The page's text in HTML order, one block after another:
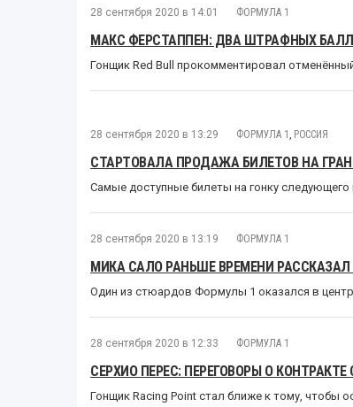
28 сентября 2020 в 14:01 ФОРМУЛА 1
МАКС ФЕРСТАППЕН: ДВА ШТРАФНЫХ
Гонщик Red Bull прокомментировал
28 сентября 2020 в 13:29 ФОРМУЛА 1 РОССИЯ
СТАРТОВАЛА ПРОДАЖА БИЛЕТОВ НА ГРАН
Самые доступные билеты на гонку
28 сентября 2020 в 13:19 ФОРМУЛА 1
МИКА САЛО РАНЬШЕ ВРЕМЕНИ
Один из стюардов Формулы 1 оказался в
28 сентября 2020 в 12:33 ФОРМУЛА 1
СЕРХИО ПЕРЕС: ПЕРЕГОВОРЫ О
Гонщик Racing Point стал ближе к тому, чтобы